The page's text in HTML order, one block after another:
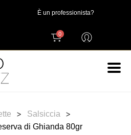
È un professionista?
0
> Salsiccia >
di Ghianda 80gr